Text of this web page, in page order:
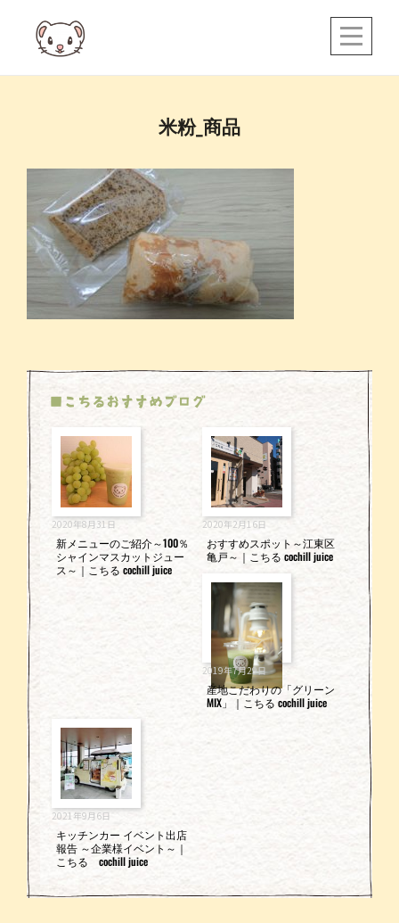
content
米粉_商品
■こちるおすすめブログ
2020年8月31日
新メニューのご紹介～100％
シャインマスカットジュー
ス～｜こちる cochill juice
2020年2月16日
おすすめスポット～江東区
亀戸～｜こちる cochill juice
2019年7月29日
産地こだわりの「グリーン
MIX」｜こちる cochill juice
2021年9月6日
キッチンカー イベント出店
報告 ～企業様イベント～｜
こちる cochill juice
ビ
ゲ
ー
シ
ョ